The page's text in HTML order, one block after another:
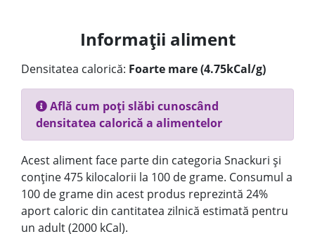
Informații aliment
Densitatea calorică: Foarte mare (4.75kCal/g)
Află cum poți slăbi cunoscând
densitatea calorică a alimentelor
Acest aliment face parte din categoria Snackuri și
conține 475 kilocalorii la 100 de grame. Consumul a
100 de grame din acest produs reprezintă 24%
aport caloric din cantitatea zilnică estimată pentru
un adult (2000 kCal).